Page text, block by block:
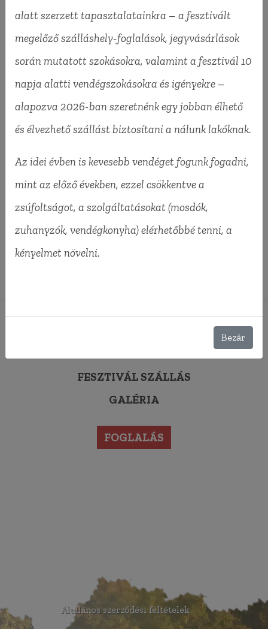
Ferde Kemping
8294 Kapolcs, Dózsa György utca HRSZ 314.
Telefon:+36(30) 924 9480
E-mail: foglalas@ferdekemping.hu
FESZTIVÁL SZÁLLÁS
GALÉRIA
FOGLALÁS
Általános szerződési feltételek
alatt szerzett tapasztalatainkra – a fesztivált
megelőző szálláshely-foglalások, jegyvásárlások
során mutatott szokásokra, valamint a fesztivál 10
napja alatti vendégszokásokra és igényekre –
alapozva 2026-ban szeretnénk egy jobban élhető
és élvezhető szállást biztosítani a nálunk lakóknak.
Az idei évben is kevesebb vendéget fogunk fogadni,
mint az előző években, ezzel csökkentve a
zsúfoltságot, a szolgáltatásokat (mosdók,
zuhanyzók, vendégkonyha) elérhetőbbé tenni, a
kényelmet növelni.
Bezár